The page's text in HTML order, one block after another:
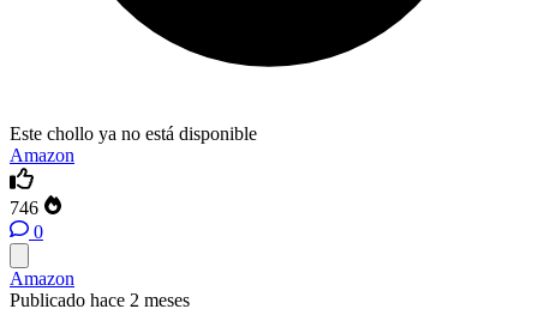
Este chollo ya no está disponible
Amazon
746
0
Amazon
Publicado hace 2 meses